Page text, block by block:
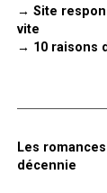
→ Site
vite
→ 10 raisons
Les
décennie